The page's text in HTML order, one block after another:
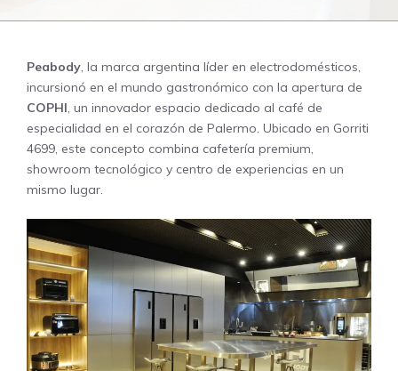
Peabody, la marca argentina líder en electrodomésticos,
incursionó en el mundo gastronómico con la apertura de
COPHI, un innovador espacio dedicado al café de
especialidad en el corazón de Palermo. Ubicado en Gorriti
4699, este concepto combina cafetería premium,
showroom tecnológico y centro de experiencias en un
mismo lugar.